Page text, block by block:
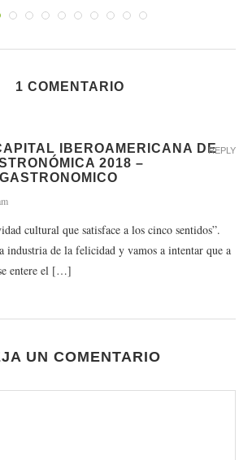
1 COMENTARIO
IBEROAMERICANA DE
2018 –
cultural que satisface a los cinco sentidos”.
industria de la felicidad y vamos a intentar que a
entere el […]
REPLY
UN COMENTARIO